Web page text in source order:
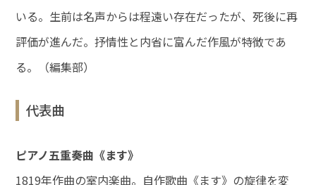
いる。生前は名声からは程遠い存在だったが、死後に再
評価が進んだ。抒情性と内省に富んだ作風が特徴であ
る。（編集部）
代表曲
ピアノ五重奏曲《ます》
1819年作曲の室内楽曲。自作歌曲《ます》の旋律を変